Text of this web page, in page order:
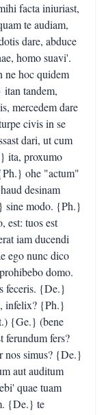
facta iniuriast,
te audiam,
dare, abduce
homo suavi'.
ne hoc quidem
tandem,
mercedem dare
civis in se
dari, ut cum
ita, proxumo
ohe "actum"
desinam
sine modo. {Ph.}
est: tuos est
iam ducendi
ego nunc dico
domo.
feceris. {De.}
infelix? {Ph.}
{Ge.} (bene
fers?
nos simus? {De.}
aut auditum
quae tuam
{De.} te